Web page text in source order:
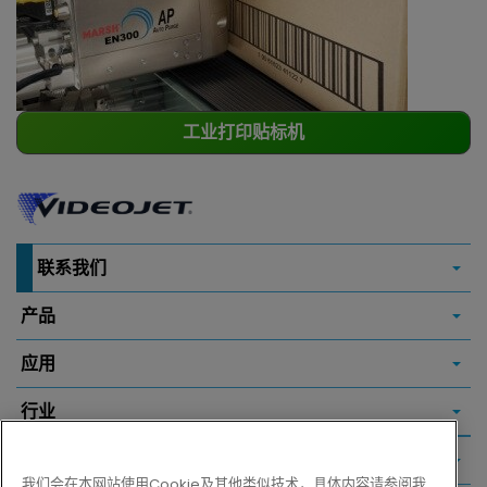
工业打印贴标机
联系我们
产品
应用
行业